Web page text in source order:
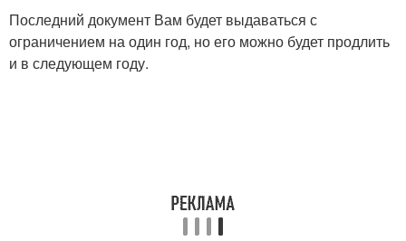
Последний документ Вам будет выдаваться с
ограничением на один год, но его можно будет продлить
и в следующем году.